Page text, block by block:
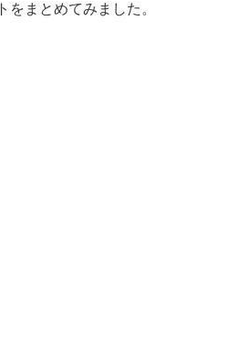
をまとめてみました。